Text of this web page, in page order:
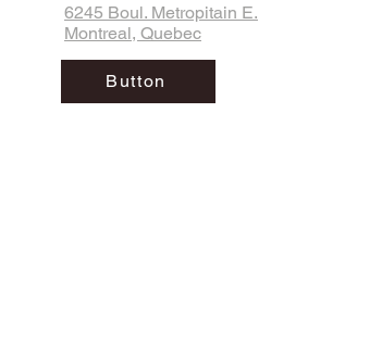
6245 Boul. Metropitain E.
Montreal, Quebec
Button